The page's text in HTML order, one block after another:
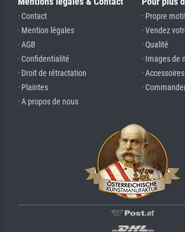
· Contact
· Mention légales
· AGB
· Confidentialité
· Droit de rétractation
· Plaintes
· A propos de nous
· Propre
· Vendez
· Qualité
· Images de
· Accessoires
·